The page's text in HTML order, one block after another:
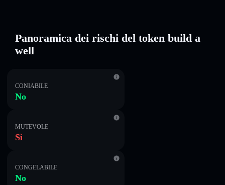
Panoramica dei rischi del token build a
well
CONIABILE
No
MUTEVOLE
Sì
CONGELABILE
No